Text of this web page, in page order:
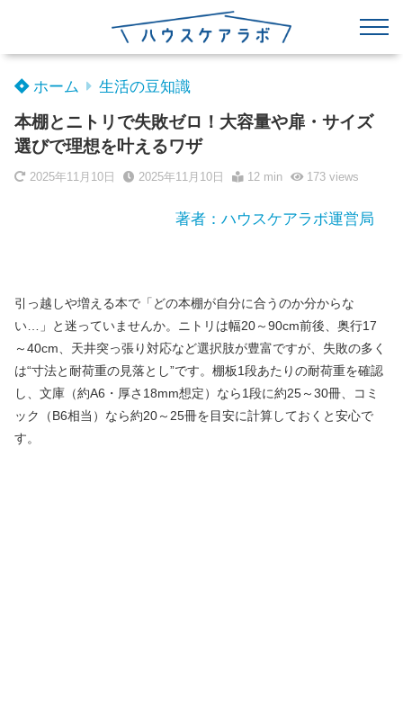
ホーム 生活の豆知識
本棚とニトリで失敗ゼロ！大容量や扉・サイズ
選びで理想を叶えるワザ
2025年11月10日 2025年11月10日 12 min 173views
著者：ハウスケアラボ運営局
引っ越しや増える本で「どの本棚が自分に合うのか分からな
い…」と迷っていませんか。ニトリは幅20～90cm前後、奥行17
～40cm、天井突っ張り対応など選択肢が豊富ですが、失敗の多く
は“寸法と耐荷重の見落とし”です。棚板1段あたりの耐荷重を確認
し、文庫（約A6・厚さ18mm想定）なら1段に約25～30冊、コミ
ック（B6相当）なら約20～25冊を目安に計算しておくと安心で
す。